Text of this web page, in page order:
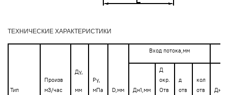
ТЕХНИЧЕСКИЕ ХАРАКТЕРИСТИКИ
Тип
Произв
м3/час
Ду,
мм
Ру,
мПа
D,мм
Вход потока,мм
Дн1,мм
Д
окр.
Отв
д
отв
кол
отв